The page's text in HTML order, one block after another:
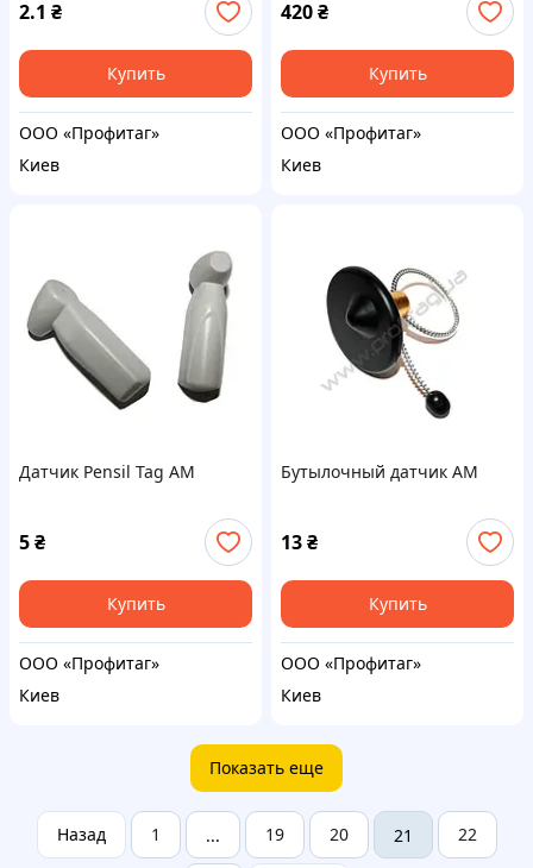
2.1 ₴
Купить
ООО «Профитаг»
Киев
420₴
Купить
ООО «Профитаг»
Киев
Датчик Pensil Tag AM
5₴
Купить
ООО «Профитаг»
Киев
Бутылочный датчик АМ
13₴
Купить
ООО «Профитаг»
Киев
Показать еще
Назад 1 ... 19 20 21 22